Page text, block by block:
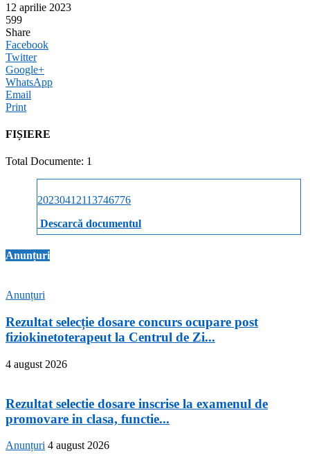
12 aprilie 2023
599
Share
Facebook
Twitter
Google+
WhatsApp
Email
Print
FIȘIERE
Total Documente: 1
20230412113746776
Descarcă documentul
Anunțuri
Anunțuri
Rezultat selecție dosare concurs ocupare post
fiziokinetoterapeut la Centrul de Zi...
4 august 2026
Rezultat selectie dosare inscrise la examenul de
promovare in clasa, functie...
Anunțuri 4 august 2026